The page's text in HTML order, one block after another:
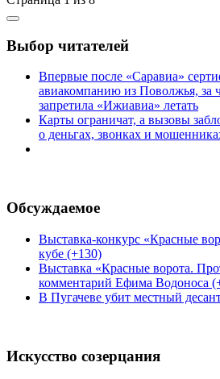
Выбор читателей
Впервые после «Саравиа»
авиакомпанию из Поволжья, за
запретила «Ижиавиа» летать
Карты ограничат, а вызовы
о деньгах, звонках и
Обсуждаемое
Выставка-конкурс «Красные
кубе (+130)
Выставка «Красные ворота.
комментарий Ефима Водоноса
В Пугачеве убит местный
Искусство созерцания